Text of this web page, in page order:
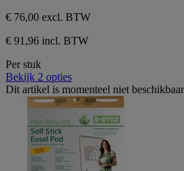
€ 76,00 excl. BTW
€ 91,96 incl. BTW
Per stuk
Bekijk 2 opties
Dit artikel is momenteel niet beschikbaar